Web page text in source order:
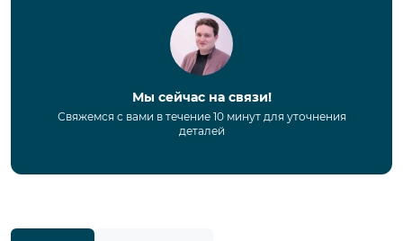
Мы сейчас на связи!
Свяжемся с вами в течение 10 минут для уточнения
деталей